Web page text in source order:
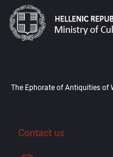
The Ephorate of Antiquities of
Contact us